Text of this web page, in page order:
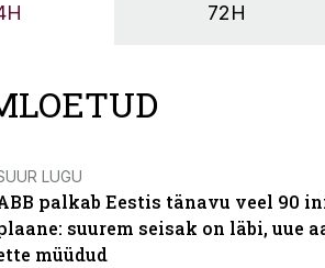
72H
LUGU
palkab Eestis tänavu veel 90
suurem seisak on läbi, uue
müüdud